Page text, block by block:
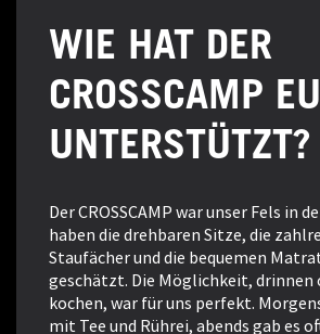
WIE HAT DER
CROSSCAMP
UNTERSTÜTZT?
Der CROSSCAMP war unser Fels in
haben die drehbaren Sitze, die
Staufächer und die bequemen
geschätzt. Die Möglichkeit, drinnen
kochen, war für uns perfekt.
mit Tee und Rührei, abends gab es